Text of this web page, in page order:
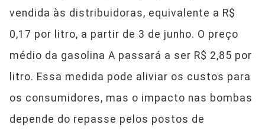
vendida às distribuidoras, equivalente a R$
0,17 por litro, a partir de 3 de junho. O preço
médio da gasolina A passará a ser R$ 2,85 por
litro. Essa medida pode aliviar os custos para
os consumidores, mas o impacto nas bombas
depende do repasse pelos postos de